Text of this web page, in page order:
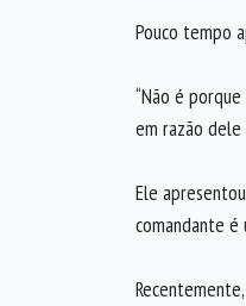
Pouco tempo
“Não é
em razão dele
Ele
comandante é